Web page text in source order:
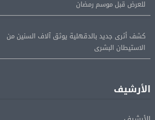
كشف أثرى جديد بالدقهلية يوثق آلاف السنين من
الاستيطان البشرى
اتحاد الكرة يطلب استضافة أمم إفريقيا تحت 23 عامًا
الأرشيف